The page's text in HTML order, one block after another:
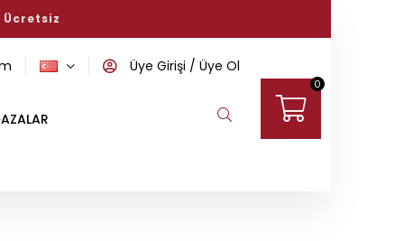
Üye Girişi Üye Ol
0